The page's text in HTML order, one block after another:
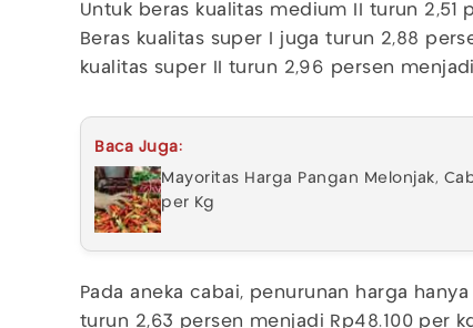
Untuk beras kualitas medium II turun 2,51
Beras kualitas super I juga turun 2,88
kualitas super II turun 2,96 persen
Baca Juga:
Mayoritas Harga Pangan Melonjak,
per Kg
Pada aneka cabai, penurunan harga
turun 2,63 persen menjadi Rp48.100 per